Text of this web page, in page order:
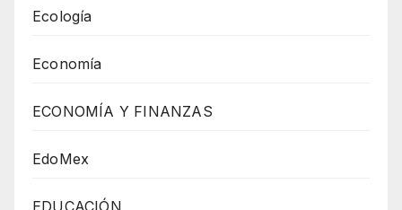
Ecología
Economía
ECONOMÍA Y FINANZAS
EdoMex
EDUCACIÓN